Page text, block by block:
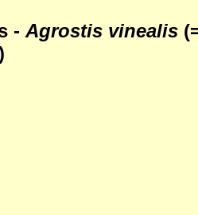
- Agrostis vinealis